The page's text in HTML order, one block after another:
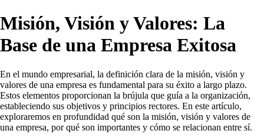
Misión, Visión y Valores: La
Base de una Empresa Exitosa
En el mundo empresarial, la definición clara de la misión, visión y
valores de una empresa es fundamental para su éxito a largo plazo.
Estos elementos proporcionan la brújula que guía a la organización,
estableciendo sus objetivos y principios rectores. En este artículo,
exploraremos en profundidad qué son la misión, visión y valores de
una empresa, por qué son importantes y cómo se relacionan entre sí.